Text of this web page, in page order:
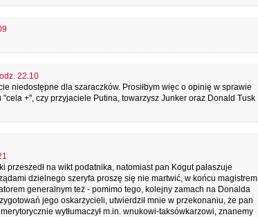
22.10
niedostępne dla szaraczków. Prosiłbym więc o opinię w sprawie
+", czy przyjaciele Putina, towarzysz Junker oraz Donald Tusk
na wikt podatnika, natomiast pan Kogut pałaszuje
dzielnego szeryfa proszę się nie martwić, w końcu magistrem
generalnym też - pomimo tego, kolejny zamach na Donalda
jego oskarżycieli, utwierdził mnie w przekonaniu, że pan
wytłumaczył m.in. wnukowi-taksówkarzowi, znanemy